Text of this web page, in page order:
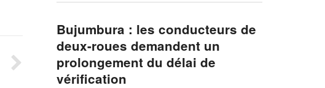
Bujumbura : les conducteurs de
deux-roues demandent un
prolongement du délai de
vérification